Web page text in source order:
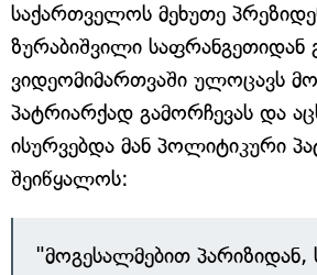
საქართველოს მეხუთე
ზურაბიშვილი
ვიდეომიმართვაში ულოცავს
პატრიარქად გამორჩევას და
ისურვებდა მან პოლიტიკური
შეიწყალოს:
"მოგესალმებით პარიზიდან,